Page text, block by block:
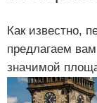
Как известно,
предлагаем
значимой